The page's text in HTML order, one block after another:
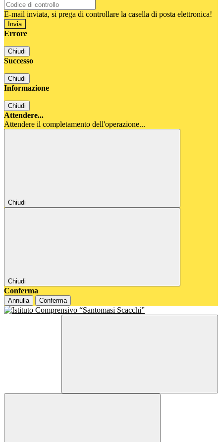
E-mail inviata, si prega di controllare la casella di posta elettronica!
Errore
Chiudi
Successo
Chiudi
Informazione
Chiudi
Attendere...
Attendere il completamento dell'operazione...
Chiudi
Chiudi
Conferma
Annulla Conferma